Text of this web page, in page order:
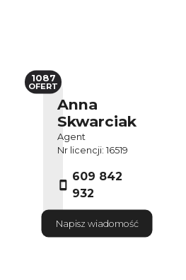
Anna
Skwarciak
Agent
Nr licencji: 16519
609 842
932
Napisz wiadomość
1087
OFERT